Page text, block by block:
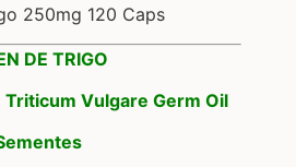
250mg 120 Caps
DE TRIGO
Vulgare Germ Oil